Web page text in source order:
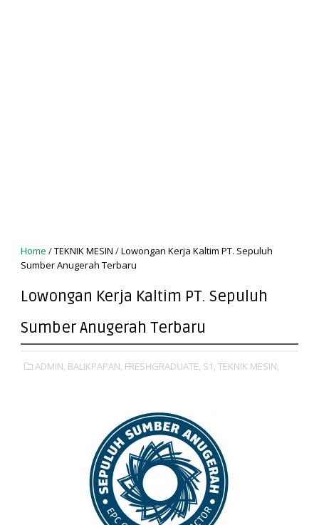
Home /TEKNIK MESIN /Lowongan Kerja Kaltim PT. Sepuluh
Sumber Anugerah Terbaru
Lowongan Kerja Kaltim PT. Sepuluh
Sumber Anugerah Terbaru
ADMIN, BALIKPAPAN, FRESHGRADUATE, S1, TEKNIK MESIN,